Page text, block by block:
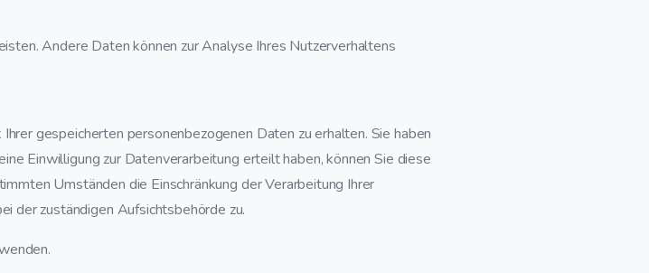
Andere Daten können zur Analyse Ihres Nutzerverhaltens
gespeicherten personenbezogenen Daten zu erhalten. Sie haben
Einwilligung zur Datenverarbeitung erteilt haben, können Sie diese
Umständen die Einschränkung der Verarbeitung Ihrer
der zuständigen Aufsichtsbehörde zu.